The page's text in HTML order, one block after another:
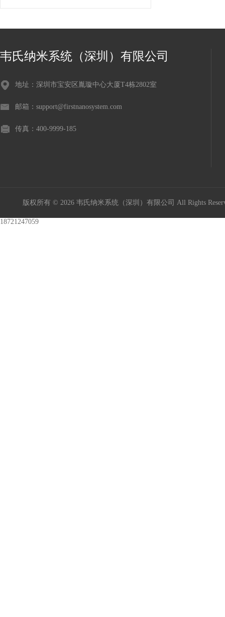
韦氏纳米系统（深圳）有限公司
地址：深圳市宝安区胤璇中心大厦T4栋2802室
邮箱：support@firstnanosystem.com
传真：400-9999-185
版权所有 © 2026 韦氏纳米系统（深圳）有限公司 All Rights
18721247059